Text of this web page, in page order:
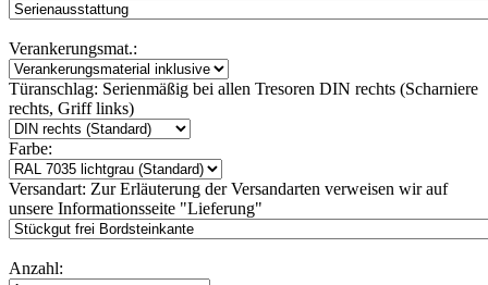
Verankerungsmat.:
Türanschlag: Serienmäßig bei allen Tresoren DIN rechts (Scharniere
rechts, Griff links)
Farbe:
Versandart: Zur Erläuterung der Versandarten verweisen wir auf
unsere Informationsseite "Lieferung"
Anzahl: